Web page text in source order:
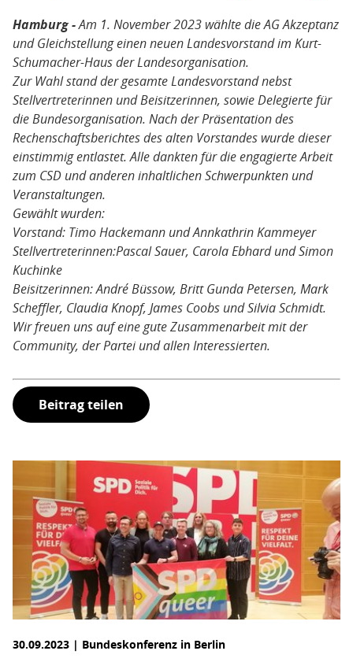
Hamburg -Am 1. November 2023 wählte die AG Akzeptanz
und Gleichstellung einen neuen Landesvorstand im Kurt-
Schumacher-Haus der Landesorganisation.
Zur Wahl stand der gesamte Landesvorstand nebst
Stellvertreterinnen und Beisitzerinnen, sowie Delegierte für
die Bundesorganisation. Nach der Präsentation des
Rechenschaftsberichtes des alten Vorstandes wurde dieser
einstimmig entlastet. Alle dankten für die engagierte Arbeit
zum CSD und anderen inhaltlichen Schwerpunkten und
Veranstaltungen.
Gewählt wurden:
Vorstand: Timo Hackemann und Annkathrin Kammeyer
Stellvertreterinnen:Pascal Sauer, Carola Ebhard und Simon
Kuchinke
Beisitzerinnen: André Büssow, Britt Gunda Petersen, Mark
Scheffler, Claudia Knopf, James Coobs und Silvia Schmidt.
Wir freuen uns auf eine gute Zusammenarbeit mit der
Community, der Partei und allen Interessierten.
Beitrag teilen
30.09.2023 | Bundeskonferenz in Berlin